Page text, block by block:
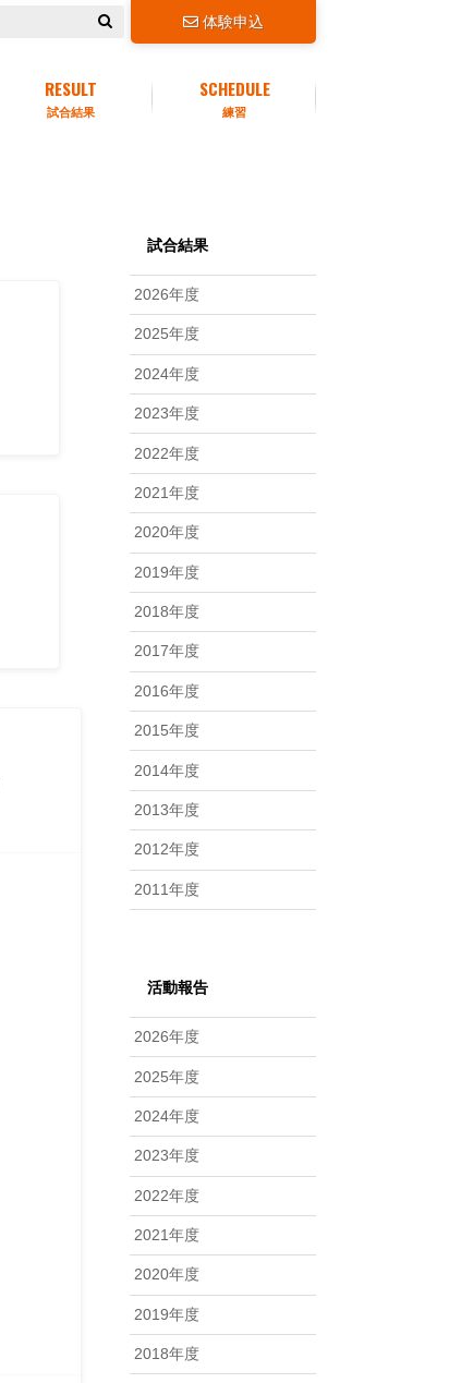
体験申込
試合結果
RESULT
練習
SCHEDULE
試合結果
2026年度
2025年度
2024年度
2023年度
2022年度
2021年度
2020年度
2019年度
2018年度
2017年度
2016年度
2015年度
2014年度
2013年度
2012年度
2011年度
活動報告
2026年度
2025年度
2024年度
2023年度
2022年度
2021年度
2020年度
2019年度
2018年度